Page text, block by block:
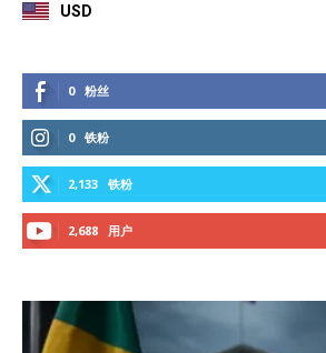
USD
0 粉丝
0 铁粉
2,133 铁粉
2,688 用户